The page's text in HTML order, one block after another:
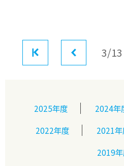
前へ3/13
2025年度 2024年
2022年度
2021
2019